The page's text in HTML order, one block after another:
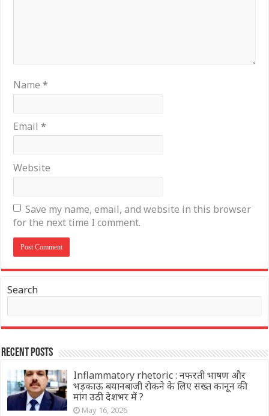
Name*
Email*
Website
Save my name, email, and website in this browser
for the next time I comment.
Search
Recent Posts
Inflammatory rhetoric : नफरती भाषण और
भड़काऊ बयानबाजी रोकने के लिए सख्त कानून की
मांग उठी देशभर में ?
May 16, 2026